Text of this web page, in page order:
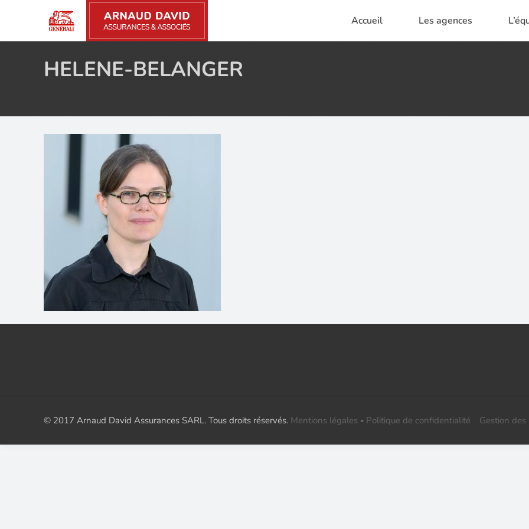
Accueil Les agences
HELENE-BELANGER
© 2017 Arnaud David Assurances SARL. Tous droits réservés. Mentions légales - Politique de confidentialité Gestion des